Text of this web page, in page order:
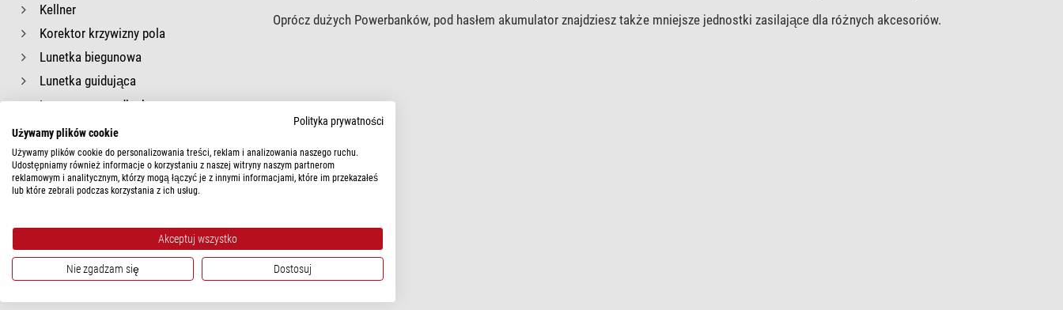
Kellner
Korektor krzywizny pola
Lunetka biegunowa
Lunetka guidująca
Lustrzana nasadka kątowa
Mikrofokuser
Obejmy do guidera
Okular ED
Okular zoom
Ortoskopowy
Plössl
Pryzmat Amiciego
Oprócz dużych Powerbanków, pod hasłem akumulator znajdziesz także mniejsze jednostki zasilające dla różnych akcesoriów.
Polityka prywatności
Używamy plików cookie
Używamy plików cookie do personalizowania treści, reklam i analizowania naszego ruchu.
Udostępniamy również informacje o korzystaniu z naszej witryny naszym partnerom
reklamowym i analitycznym, którzy mogą łączyć je z innymi informacjami, które im przekazałeś
lub które zebrali podczas korzystania z ich usług.
Akceptuj wszystko
Nie zgadzam się Dostosuj